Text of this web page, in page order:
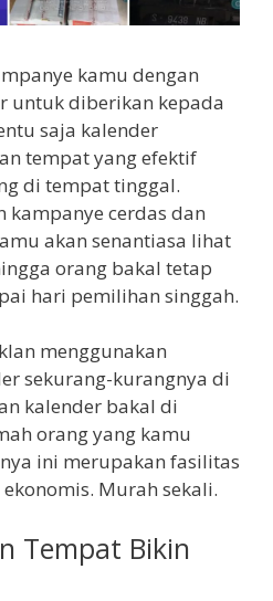
kamu dengan
untuk diberikan kepada
saja kalender
tempat yang efektif
di tempat tinggal.
kampanye cerdas dan
akan senantiasa lihat
orang bakal tetap
hari pemilihan singgah.
menggunakan
sekurang-kurangnya di
kalender bakal di
orang yang kamu
ini merupakan fasilitas
Murah sekali.
Tempat Bikin